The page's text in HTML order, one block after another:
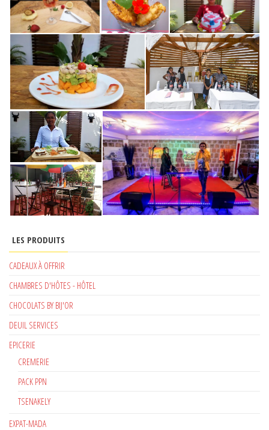
LES PRODUITS
CADEAUX À OFFRIR
CHAMBRES D'HÔTES - HÔTEL
CHOCOLATS BY BIJ'OR
DEUIL SERVICES
EPICERIE
CREMERIE
PACK PPN
TSENAKELY
EXPAT-MADA